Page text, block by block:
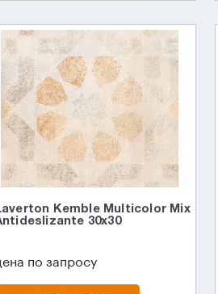
Kemble Multicolor Mix
30x30
по запросу